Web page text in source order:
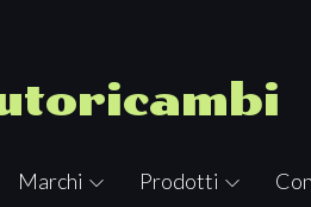
Marchi Prodotti